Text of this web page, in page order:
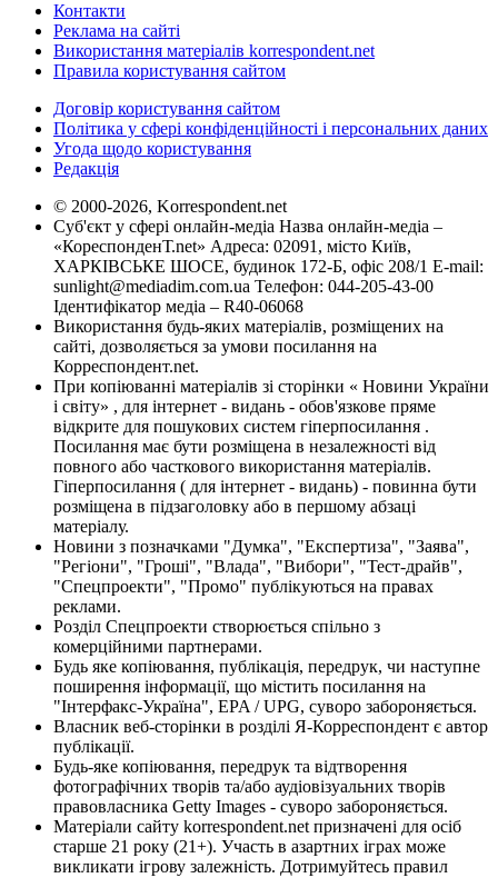
Контакти
Реклама на сайті
Використання матеріалів korrespondent.net
Правила користування сайтом
Договір користування сайтом
Політика у сфері конфіденційності і персональних даних
Угода щодо користування
Редакція
© 2000-2026, Korrespondent.net
Суб'єкт у сфері онлайн-медіа Назва онлайн-медіа –
«КореспонденТ.net» Адреса: 02091, місто Київ,
ХАРКІВСЬКЕ ШОСЕ, будинок 172-Б, офіс 208/1 E-mail:
sunlight@mediadim.com.ua Телефон: 044-205-43-00
Ідентифікатор медіа – R40-06068
Використання будь-яких матеріалів, розміщених на
сайті, дозволяється за умови посилання на
Корреспондент.net.
При копіюванні матеріалів зі сторінки « Новини України
і світу» , для інтернет - видань - обов'язкове пряме
відкрите для пошукових систем гіперпосилання .
Посилання має бути розміщена в незалежності від
повного або часткового використання матеріалів.
Гіперпосилання ( для інтернет - видань) - повинна бути
розміщена в підзаголовку або в першому абзаці
матеріалу.
Новини з позначками "Думка", "Експертиза", "Заява",
"Регіони", "Гроші", "Влада", "Вибори", "Тест-драйв",
"Спецпроекти", "Промо" публікуються на правах
реклами.
Розділ Спецпроекти створюється спільно з
комерційними партнерами.
Будь яке копіювання, публікація, передрук, чи наступне
поширення інформації, що містить посилання на
"Інтерфакс-Україна", EPA / UPG, суворо забороняється.
Власник веб-сторінки в розділі Я-Корреспондент є автор
публікації.
Будь-яке копіювання, передрук та відтворення
фотографічних творів та/або аудіовізуальних творів
правовласника Getty Images - суворо забороняється.
Матеріали сайту korrespondent.net призначені для осіб
старше 21 року (21+). Участь в азартних іграх може
викликати ігрову залежність. Дотримуйтесь правил